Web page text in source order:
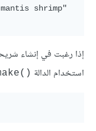
shrimp"
إذا رغبت في إنشاء
استخدام الدالة ()make